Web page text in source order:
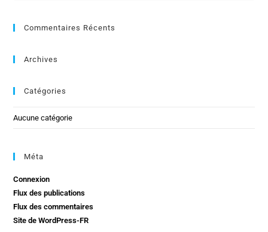
Commentaires Récents
Archives
Catégories
Aucune catégorie
Méta
Connexion
Flux des publications
Flux des commentaires
Site de WordPress-FR